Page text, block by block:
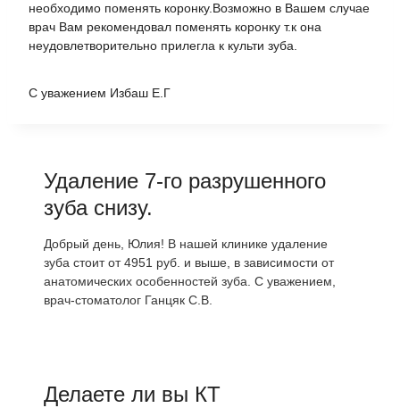
необходимо поменять коронку.Возможно в Вашем случае
врач Вам рекомендовал поменять коронку т.к она
неудовлетворительно прилегла к культи зуба.
С уважением Избаш Е.Г
Удаление 7-го разрушенного
зуба снизу.
Добрый день, Юлия! В нашей клинике удаление
зуба стоит от 4951 руб. и выше, в зависимости от
анатомических особенностей зуба. С уважением,
врач-стоматолог Ганцяк С.В.
Делаете ли вы КТ